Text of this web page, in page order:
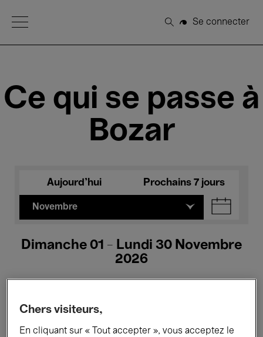
Open Menu
Rechercher
Se connecter
Ce qui se passe à
Bozar
Aujourd'hui Prochains 7 jours
Novembre
Dimanche 01 - Lundi 30 Novembre
2026
Tous les événements Concerts
Chers visiteurs,
En cliquant sur « Tout accepter », vous acceptez le